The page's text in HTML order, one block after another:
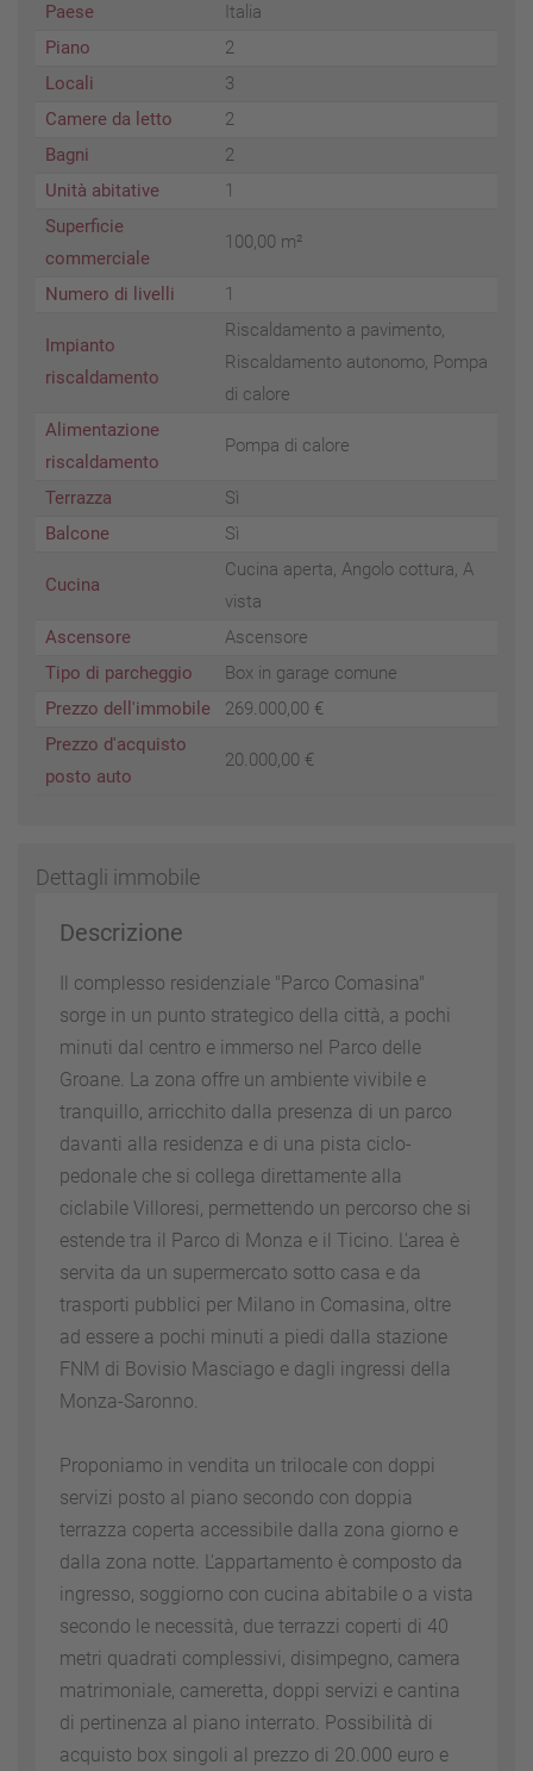
Paese
Italia
Piano
2
Locali
3
Camere da letto
2
Bagni
2
Unità abitative
1
Superficie
commerciale
100,00 m²
Numero di livelli 1
Impianto
riscaldamento
Riscaldamento a pavimento,
Riscaldamento autonomo, Pompa
di calore
Alimentazione
riscaldamento
Pompa di calore
Terrazza
Sì
Balcone
Sì
Cucina
Cucina aperta, Angolo cottura, A
vista
Ascensore
Ascensore
Tipo di parcheggio
Box in garage comune
Prezzo dell'immobile
269.000,00 €
Prezzo d'acquisto
posto auto
20.000,00 €
Dettagli immobile
Descrizione
Il complesso residenziale "Parco Comasina"
sorge in un punto strategico della città, a pochi
minuti dal centro e immerso nel Parco delle
Groane. La zona offre un ambiente vivibile e
tranquillo, arricchito dalla presenza di un parco
davanti alla residenza e di una pista ciclo-
pedonale che si collega direttamente alla
ciclabile Villoresi, permettendo un percorso che si
estende tra il Parco di Monza e il Ticino. L'area è
servita da un supermercato sotto casa e da
trasporti pubblici per Milano in Comasina, oltre
ad essere a pochi minuti a piedi dalla stazione
FNM di Bovisio Masciago e dagli ingressi della
Monza-Saronno.
Proponiamo in vendita un trilocale con doppi
servizi posto al piano secondo con doppia
terrazza coperta accessibile dalla zona giorno e
dalla zona notte. L'appartamento è composto da
ingresso, soggiorno con cucina abitabile o a vista
secondo le necessità, due terrazzi coperti di 40
metri quadrati complessivi, disimpegno, camera
matrimoniale, cameretta, doppi servizi e cantina
di pertinenza al piano interrato. Possibilità di
acquisto box singoli al prezzo di 20.000 euro e